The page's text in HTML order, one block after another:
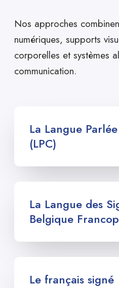
Les outils
du
Les outils
du
Les outils
du
Nos approches
numériques, supports
corporelles et systèmes
communication.
La Langue
(LPC)
La Langue des
Belgique
Le français signé